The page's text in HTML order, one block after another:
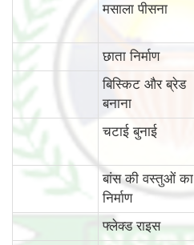
मसाला पीसना
छाता निर्माण
बिस्किट और ब्रेड
बनाना
चटाई बुनाई
बांस की वस्‍तुओं का
निर्माण
फ्लेक्ड राइस